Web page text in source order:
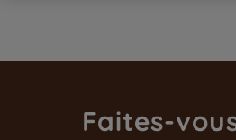
Faites-